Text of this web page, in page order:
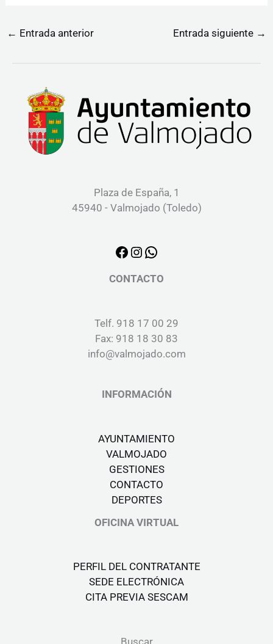
← Entrada anterior Entrada siguiente →
Plaza de España, 1
45940 - Valmojado (Toledo)
CONTACTO
Telf. 918 17 00 29
Fax: 918 18 30 83
info@valmojado.com
INFORMACIÓN
AYUNTAMIENTO
VALMOJADO
GESTIONES
CONTACTO
DEPORTES
OFICINA VIRTUAL
PERFIL DEL CONTRATANTE
SEDE ELECTRÓNICA
CITA PREVIA SESCAM